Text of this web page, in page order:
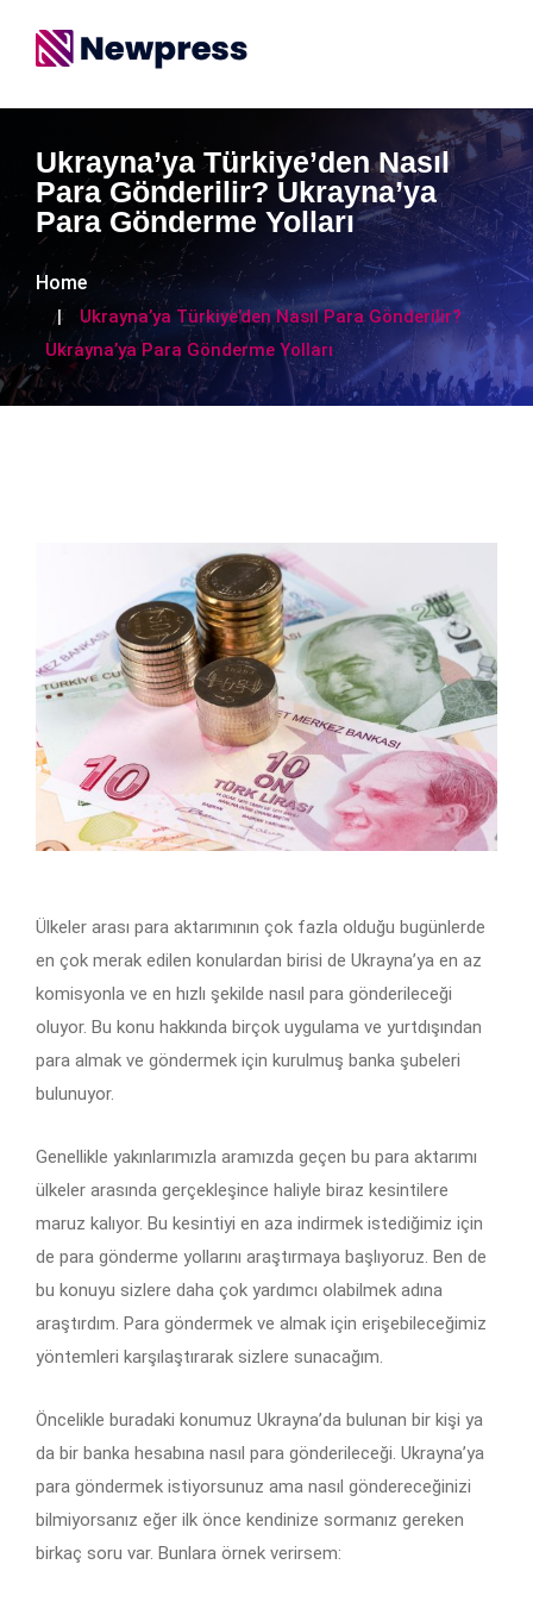
Ukrayna’ya Türkiye’den Nasıl
Para Gönderilir? Ukrayna’ya
Para Gönderme Yolları
Home
Ukrayna’ya Türkiye’den Nasıl Para Gönderilir?
Ukrayna’ya Para Gönderme Yolları
Ülkeler arası para aktarımının çok fazla olduğu bugünlerde
en çok merak edilen konulardan birisi de Ukrayna’ya en az
komisyonla ve en hızlı şekilde nasıl para gönderileceği
oluyor. Bu konu hakkında birçok uygulama ve yurtdışından
para almak ve göndermek için kurulmuş banka şubeleri
bulunuyor.
Genellikle yakınlarımızla aramızda geçen bu para aktarımı
ülkeler arasında gerçekleşince haliyle biraz kesintilere
maruz kalıyor. Bu kesintiyi en aza indirmek istediğimiz için
de para gönderme yollarını araştırmaya başlıyoruz. Ben de
bu konuyu sizlere daha çok yardımcı olabilmek adına
araştırdım. Para göndermek ve almak için erişebileceğimiz
yöntemleri karşılaştırarak sizlere sunacağım.
Öncelikle buradaki konumuz Ukrayna’da bulunan bir kişi ya
da bir banka hesabına nasıl para gönderileceği. Ukrayna’ya
para göndermek istiyorsunuz ama nasıl göndereceğinizi
bilmiyorsanız eğer ilk önce kendinize sormanız gereken
birkaç soru var. Bunlara örnek verirsem: